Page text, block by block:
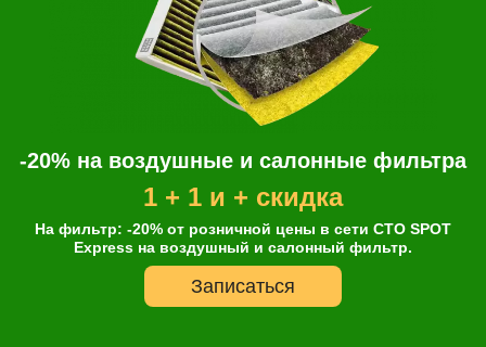
-20% на воздушные и салонные фильтра
1 + 1 и + скидка
На фильтр: -20% от розничной цены в сети СТО SPOT
Express на воздушный и салонный фильтр.
Записаться
Онлайн запись
Выберите одну или несколько услуг
История обслуживания